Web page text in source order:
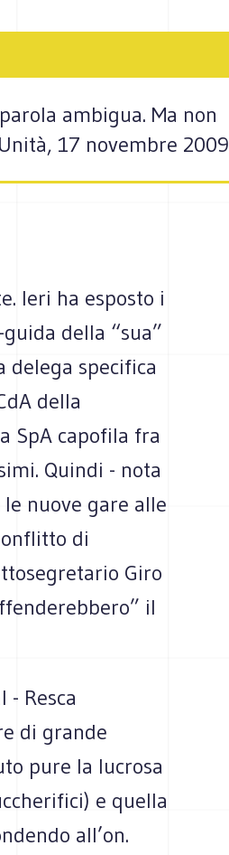
ambigua. Ma non
17 novembre 2009
Ieri ha esposto i
della “sua”
delega specifica
della
SpA capofila fra
Quindi - nota
nuove gare alle
di
Giro
il
Resca
di grande
pure la lucrosa
e quella
all’on.